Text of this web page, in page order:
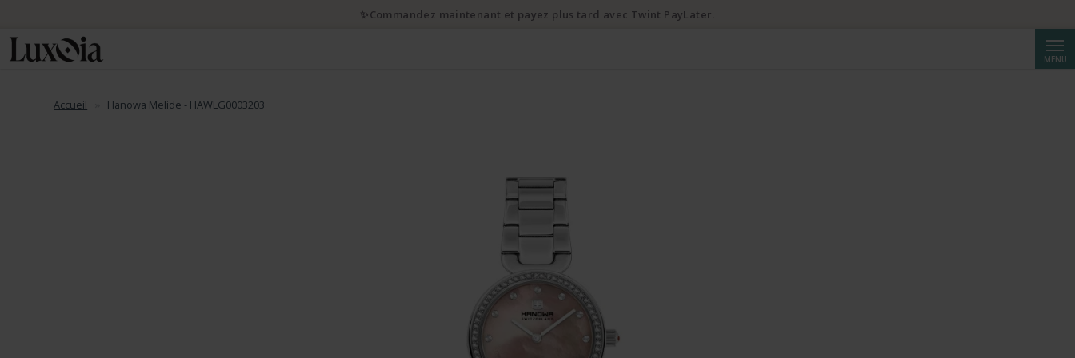
MENU
Accueil Hanowa Melide - HAWLG0003203
✨Commandez maintenant et payez plus tard avec Twint PayLater.